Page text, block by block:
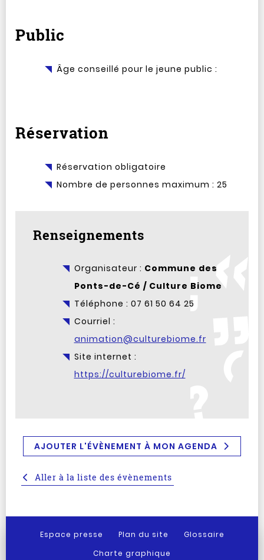
Public
Âge conseillé pour le jeune public :
Réservation
Réservation obligatoire
Nombre de personnes maximum : 25
Renseignements
Organisateur : Commune des
Ponts-de-Cé / Culture Biome
Téléphone : 07 61 50 64 25
Courriel :
animation@culturebiome.fr
Site internet :
https://culturebiome.fr/
AJOUTER L'ÉVÈNEMENT À MON AGENDA
Aller à la liste des évènements
Espace presse Plan du site
Glossaire
Charte graphique